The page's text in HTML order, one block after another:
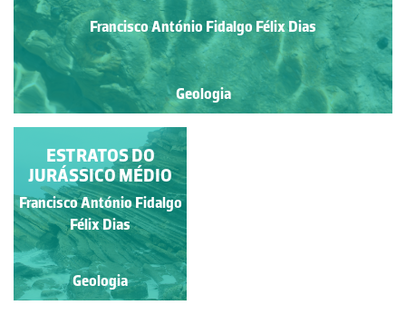
Francisco António Fidalgo Félix Dias
Geologia
ESTRATOS DO
JURÁSSICO MÉDIO
Francisco António Fidalgo
Félix Dias
Geologia